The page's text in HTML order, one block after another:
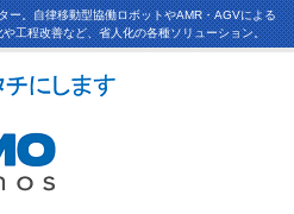
ー。自律移動型協働ロボットやAMR・AGVによる
工程改善など、省人化の各種ソリューション。